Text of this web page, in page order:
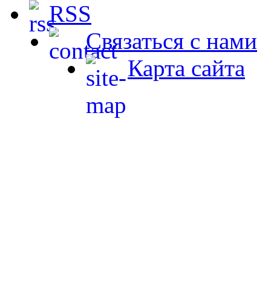
RSS
Связаться с нами
Карта сайта